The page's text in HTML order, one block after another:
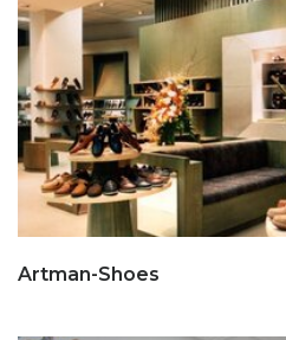
Artman-Shoes